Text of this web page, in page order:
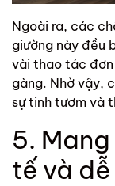
Ngoài ra, các
giường này đều
vài thao tác đơn
gàng. Nhờ vậy,
sự tinh tươm và
5.
tế và